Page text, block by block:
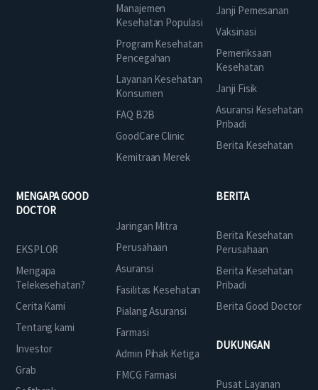
Manajemen
Kesehatan Populasi
Program Kesehatan
Pencegahan
Layanan Kesehatan
Konsumen
FAQ B2B
GoodCare Clinic
Kemitraan Merek
Janji Pemesanan
Vaksinasi
Pemeriksaan
Kesehatan
Janji Fisik
Asuransi Kesehatan
Pribadi
Berita Kesehatan
MENGAPA GOOD
DOCTOR
EKSPLOR
Mengapa
Telekesehatan?
Cerita Kami
Tentang kami
Investor
Grab
Jaringan Mitra
Perusahaan
Asuransi
Fasilitas Kesehatan
Pialang Asuransi
Farmasi
Admin Pihak Ketiga
FMCG Farmasi
BERITA
Berita Kesehatan
Perusahaan
Berita Kesehatan
Pribadi
Berita Good Doctor
DUKUNGAN
Pusat Layanan